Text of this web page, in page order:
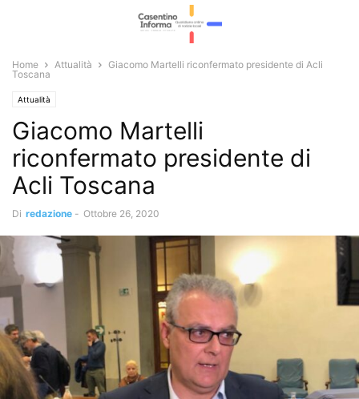
Home Attualità
Giacomo Martelli riconfermato presidente di Acli
Toscana
Attualità
Giacomo Martelli
riconfermato presidente di
Acli Toscana
Di redazione - Ottobre 26, 2020